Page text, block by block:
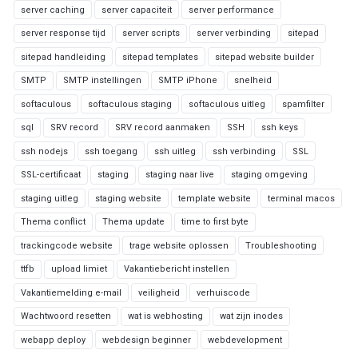
server caching server capaciteit server performance
server response tijd server scripts server verbinding sitepad
sitepad handleiding sitepad templates sitepad website builder
SMTP SMTP instellingen SMTP iPhone snelheid
softaculous softaculous staging softaculous uitleg spamfilter
sql SRV record SRV record aanmaken SSH ssh keys
ssh nodejs ssh toegang ssh uitleg ssh verbinding SSL
SSL-certificaat staging staging naar live staging omgeving
staging uitleg staging website template website terminal macos
Thema conflict Thema update time to first byte
trackingcode website trage website oplossen Troubleshooting
ttfb upload limiet Vakantiebericht instellen
Vakantiemelding e-mail veiligheid verhuiscode
Wachtwoord resetten wat is webhosting wat zijn inodes
webapp deploy webdesign beginner webdevelopment